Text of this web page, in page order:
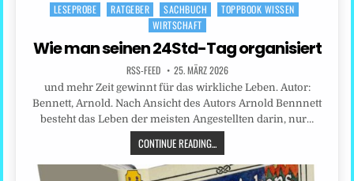
Posted
LESEPROBE RATGEBER SACHBUCH
TOPPBOOK WISSEN
WIRTSCHAFT
Wie man seinen 24Std-Tag organisiert
RSS-FEED 25. MÄRZ 2026
und mehr Zeit gewinnt für das wirkliche Leben. Autor:
Bennett, Arnold. Nach Ansicht des Autors Arnold Bennnett
besteht das Leben der meisten Angestellten darin, nur…
CONTINUE READING...